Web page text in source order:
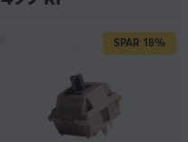
SPAR 18%